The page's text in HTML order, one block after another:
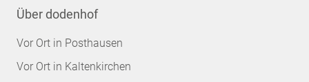
Über dodenhof
Vor Ort in Posthausen
Vor Ort in Kaltenkirchen